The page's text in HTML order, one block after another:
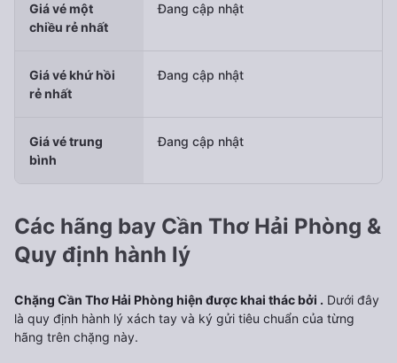
Giá vé một
chiều rẻ nhất
Đang cập nhật
Giá vé khứ hồi
rẻ nhất
Đang cập nhật
Giá vé trung
bình
Đang cập nhật
Các hãng bay Cần Thơ Hải Phòng &
Quy định hành lý
Chặng Cần Thơ Hải Phòng hiện được khai thác bởi . Dưới đây
là quy định hành lý xách tay và ký gửi tiêu chuẩn của từng
hãng trên chặng này.